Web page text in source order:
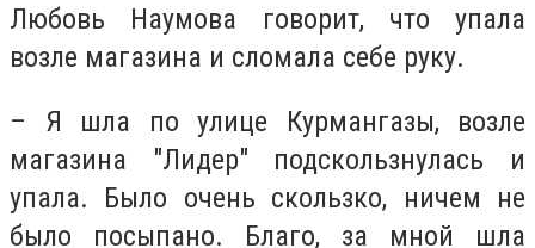
Любовь Наумова говорит, что упала
возле магазина и сломала себе руку.
– Я шла по улице Курмангазы, возле
магазина "Лидер" подскользнулась и
упала. Было очень скользко, ничем не
было посыпано. Благо, за мной шла